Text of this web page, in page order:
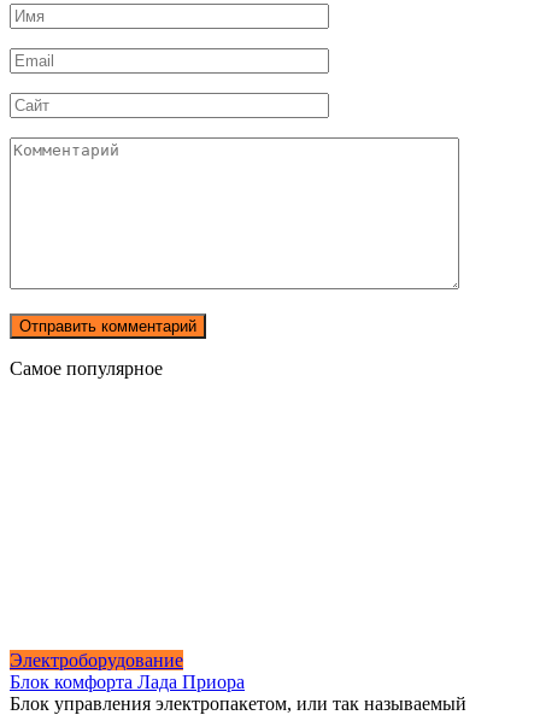
Имя
*
Email
*
Сайт
Комментарий
Самое популярное
Электроборудование
Блок комфорта Лада Приора
Блок управления электропакетом, или так называемый